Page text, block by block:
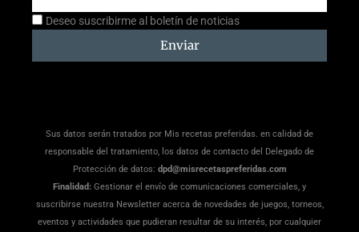
Aceptación
Deseo suscribirme al boletín de noticias
Enviar
Sus datos serán tratados por Mis recetas preferidas. en calidad de
responsable del tratamiento, los datos de contacto del Delegado de
Protección de datos: dpd@misrecetaspreferidas.com
Finalidad: Gestionar el envío de comunicaciones comerciales, y
suscribirse nuestra Newsletter acerca de novedades de juegos, torneos,
eventos y actividades que pudieran resultar de su interés, por cualquier